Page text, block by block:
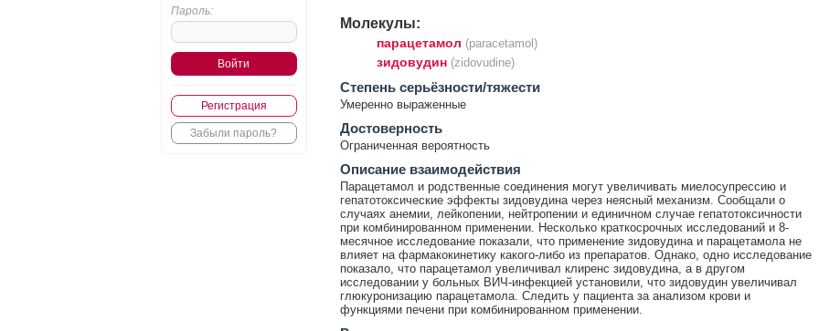
Пароль:
Регистрация
Забыли пароль?
Молекулы:
парацетамол (paracetamol)
зидовудин (zidovudine)
Cтепень серьёзности/тяжести
Умеренно выраженные
Достоверность
Ограниченная вероятность
Описание взаимодействия
Парацетамол и родственные соединения могут увеличивать миелосупрессию и
гепатотоксические эффекты зидовудина через неясный механизм. Сообщали о
случаях анемии, лейкопении, нейтропении и единичном случае гепатотоксичности
при комбинированном применении. Несколько краткосрочных исследований и 8-
месячное исследование показали, что применение зидовудина и парацетамола не
влияет на фармакокинетику какого-либо из препаратов. Однако, одно исследование
показало, что парацетамол увеличивал клиренс зидовудина, а в другом
исследовании у больных ВИЧ-инфекцией установили, что зидовудин увеличивал
глюкуронизацию парацетамола. Следить у пациента за анализом крови и
функциями печени при комбинированном применении.